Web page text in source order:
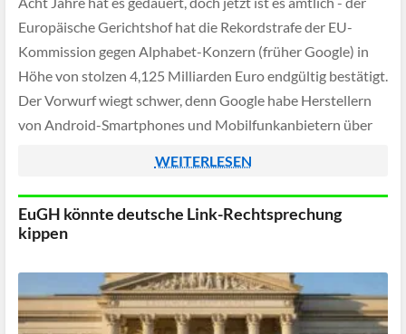
Europäische Gerichtshof hat die Rekordstrafe der EU-
Kommission gegen Alphabet-Konzern (früher Google) in
Höhe von stolzen 4,125 Milliarden Euro endgültig bestätigt.
Der Vorwurf wiegt schwer, denn Google habe Herstellern
von Android-Smartphones und Mobilfunkanbietern über
WEITERLESEN
EuGH könnte deutsche Link-Rechtsprechung
kippen